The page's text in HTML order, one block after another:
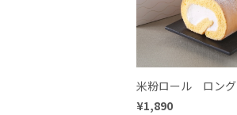
米粉ロール ロング
¥1,890